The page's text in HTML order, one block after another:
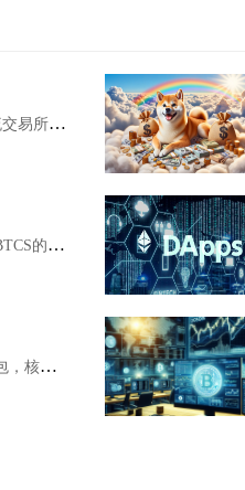
CTCE币整体上线正规主流交易所可行性极低，现存可交易渠道多为小众野鸡平台与项目自建盘面，上线后投资风险远大于潜在收益，普通投资者不建议参与该币种二级市场交易。从项目过往运营轨迹来看，CTCE相关载体早年依托线下理财社群、专属APP开展募资推广，运营主体以高额静态返利作为引流噱头，本质运营模式贴合资金盘特征，从根源上决定了该币种很难通过头部交易所严谨的上币风控审核，目前行业头部一线现货平台均无该币种上架记录，仅少数无合规资质的区域性小交易所短暂开放过挂单交易权限，且多数上架周
结论：市面上俗称中本聪BTCS的代币无法合规公开售卖变现，主流正规交易所全部无法挂单卖出，私下场外交易风险极高不建议操作，仅有美股同名上市公司BTCS股票可在美股市场正常交易，二者标的完全不同，大量普通用户持有的挖矿产出BTCS代币基本没有有效变现渠道。经过全平台数据核验，火币、币安、OKX、芝麻开门等国内用户熟知的一线合规加密货币交易所，均没有上线该中本聪概念BTCS代币的现货、合约交易对，中小型野鸡交易所仅短暂上架过后便快速下架，目前全网收录币种数据平台标注该币种上架交易
虚拟币从交易所提现到钱包，核心是登录交易所、复制钱包地址、选择匹配主链、完成安全验证并提交，等待区块链确认后即可到账，整个流程需严格核对地址与网络，避免资产损失。操作前需完成两项准备，一是选好合规钱包，热钱包如MetaMask、imToken、TrustWallet操作便捷，适合日常使用，冷钱包如Ledger、Trezor离线存储，安全性更高，适合大额资产，无论哪种钱包，都要妥善备份助记词，抄写在纸质载体保存，切勿电子存储或泄露。二是完成交易所KYC认证与安全设置，开启短信、